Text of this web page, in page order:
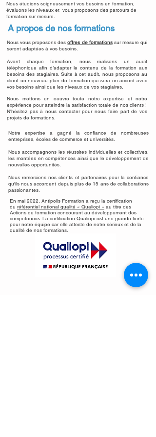
Nous étudions soigneusement vos besoins en formation,
évaluons les niveaux et vous proposons des parcours de
formation sur mesure.
A propos de nos formations
Nous vous proposons desoffres de formationssur mesure qui
seront adaptées à vos besoins.
Avant chaque formation, nous réalisons un audit
téléphonique afin d’adapter le contenu de la formation aux
besoins des stagiaires. Suite à cet audit, nous proposons au
client un nouveau plan de formation qui sera en accord avec
vos besoins ainsi que les niveaux de vos stagiaires.
Nous mettons en oeuvre toute notre expertise et notre
expérience pour atteindre la satisfaction totale de nos clients !
N'hésitez pas à nous contacter pour nous faire part de vos
projets de formations.
Notre expertise a gagné la confiance de nombreuses
entreprises, écoles de commerce et universités.
Nous accompagnons les réussites individuelles et collectives,
les montées en compétences ainsi que le développement de
nouvelles opportunités.
Nous remercions nos clients et partenaires pour la confiance
qu'ils nous accordent depuis plus de 15 ans de collaborations
passionantes.
En mai 2022, Antipolis Formation a reçu la certification
du référentiel national qualité « Qualiopi » au titre des
Actions de formation concourant au développement des
compétences. La certification Qualiopi est une grande fierté
pour notre équipe car elle atteste de notre sérieux et de la
qualité de nos formations.